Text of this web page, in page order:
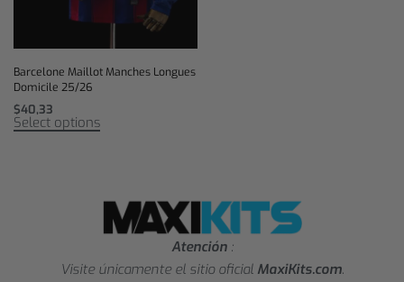
Barcelone Maillot Manches Longues
Domicile 25/26
$40,33
Select options
Atención :
Visite únicamente el sitio oficial MaxiKits.com.